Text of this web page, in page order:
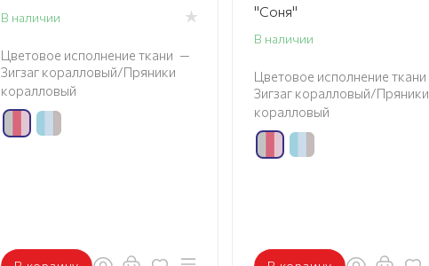
В наличии
Цветовое исполнение ткани —
Зигзаг коралловый/Пряники
коралловый
"Соня"
В наличии
Цветовое исполнение ткани
Зигзаг коралловый/Пряники
коралловый